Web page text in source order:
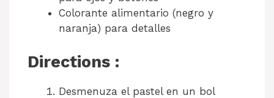
Colorante alimentario (negro y
naranja) para detalles
Directions :
Desmenuza el pastel en un bol